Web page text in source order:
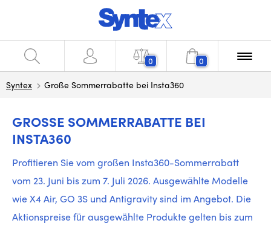
0 0
Syntex Große Sommerrabatte bei Insta360
GROSSE SOMMERRABATTE BEI I
NSTA360
Profitieren Sie vom großen Insta360-Sommerrabatt
vom 23. Juni bis zum 7. Juli 2026. Ausgewählte Modelle
wie X4 Air, GO 3S und Antigravity sind im Angebot. Die
Aktionspreise für ausgewählte Produkte gelten bis zum